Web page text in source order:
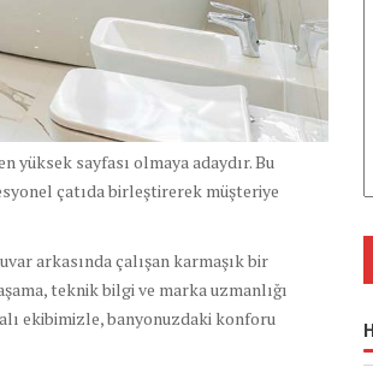
yüksek sayfası olmaya adaydır. Bu
çatıda birleştirerek müşteriye
arkasında çalışan karmaşık bir
teknik bilgi ve marka uzmanlığı
ekibimizle, banyonuzdaki konforu